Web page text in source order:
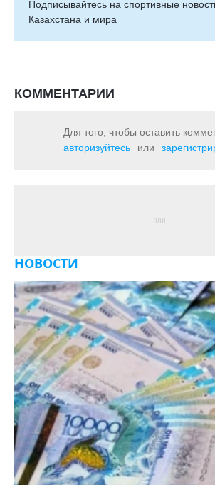
Подписывайтесь на cпортивные
Казахстана и мира
КОММЕНТАРИИ
Для того, чтобы оставить
авторизуйтесь
или
НОВОСТИ